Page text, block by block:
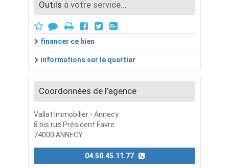
Outils à votre service...
financer ce bien
informations sur le quartier
Coordonnées de l’agence
Vallat Immobilier - Annecy
8 bis rue Président Favre
74000 ANNECY